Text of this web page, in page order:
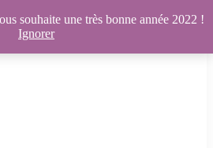
souhaite une très bonne année 2022 !
Ignorer